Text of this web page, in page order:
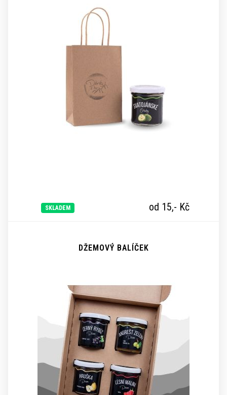
SKLADEM od 15,- Kč
DŽEMOVÝ BALÍČEK